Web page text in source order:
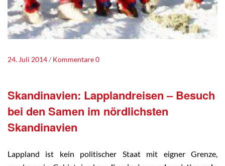
24. Juli 2014 Kommentare 0
Skandinavien: Lapplandreisen – Besuch
bei den Samen im nördlichsten
Skandinavien
Lappland ist kein politischer Staat mit eigner Grenze,